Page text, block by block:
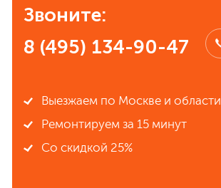
Звоните:
8 (495) 134-90-47
Выезжаем по Москве и области
Ремонтируем за 15 минут
Со скидкой 25%